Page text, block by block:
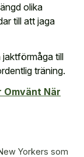
olika
till att jaga
jaktförmåga till
träning.
Omvänt När
Yorkers som